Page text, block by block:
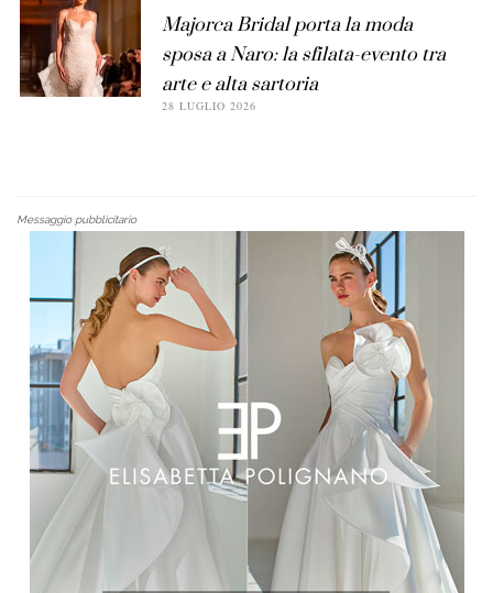
Majorca Bridal porta la moda
sposa a Naro: la sfilata-evento tra
arte e alta sartoria
28 LUGLIO 2026
Messaggio pubblicitario